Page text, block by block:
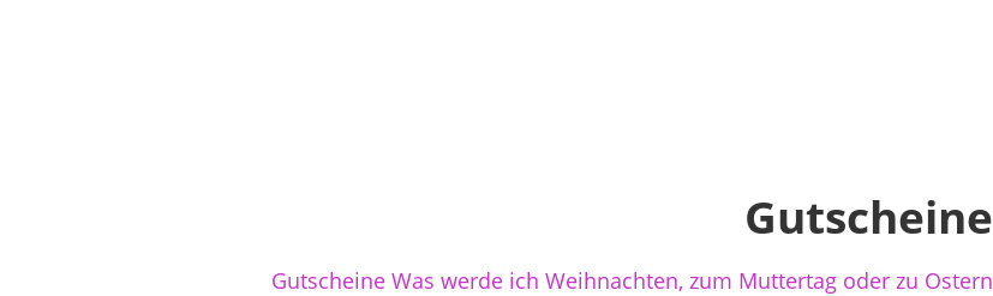
Gutscheine
Gutscheine Was werde ich Weihnachten, zum Muttertag oder zu Ostern